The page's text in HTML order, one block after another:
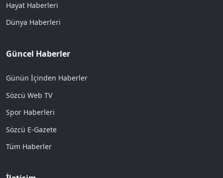
Hayat Haberleri
Dünya Haberleri
Güncel Haberler
Günün İçinden Haberler
Sözcü Web TV
Spor Haberleri
Sözcü E-Gazete
Tüm Haberler